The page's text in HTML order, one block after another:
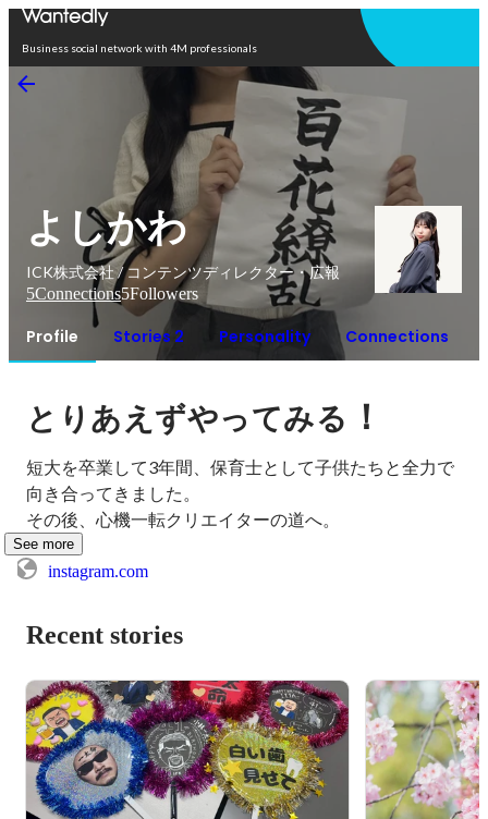
Business social network with 4M professionals
よしかわ
ICK株式会社 / コンテンツディレクター・広報
5Connections5Followers
Profile Stories 2 Personality Connections
とりあえずやってみる ！
短大を卒業して3年間、保育士として子供たちと全力で
向き合ってきました。
その後、心機一転クリエイターの道へ。
See more
instagram.com
Recent stories